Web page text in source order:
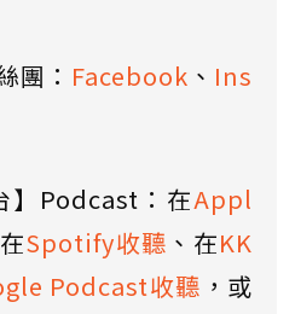
團： Facebook 、 Ins
】Podcast：在Appl
Spotify收聽 、在KK
Podcast收聽 ，或